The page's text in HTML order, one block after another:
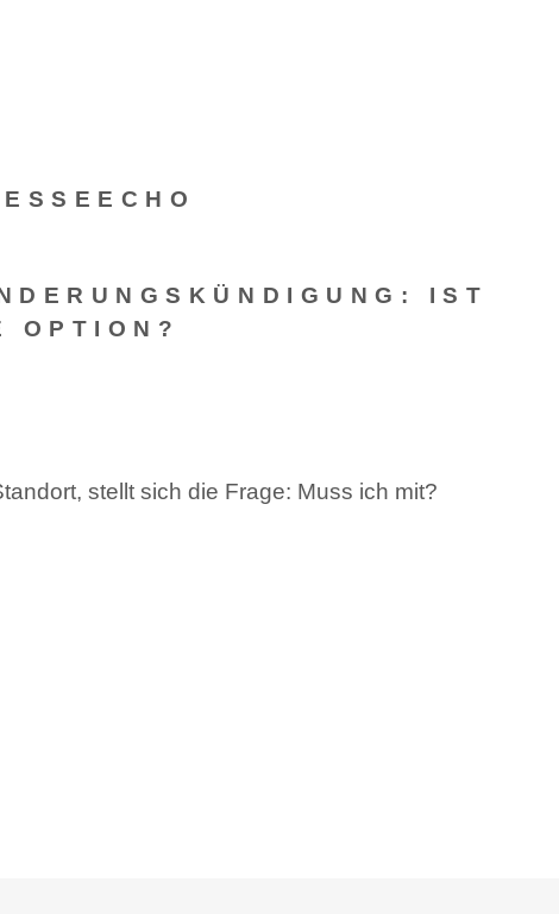
IST
OPTION?
stellt sich die Frage: Muss ich mit?